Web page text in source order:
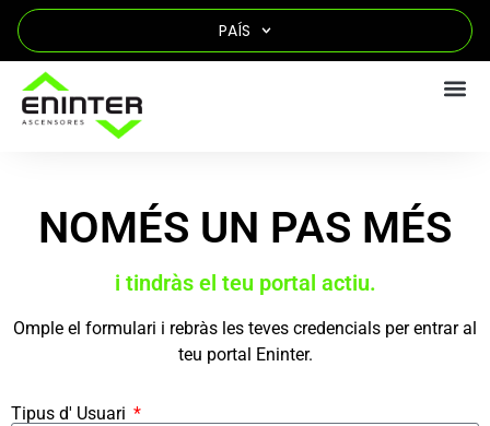
PAÍS
NOMÉS UN PAS MÉS
i tindràs el teu portal actiu.
Omple el formulari i rebràs les teves credencials per entrar al
teu portal Eninter.
Tipus d' Usuari